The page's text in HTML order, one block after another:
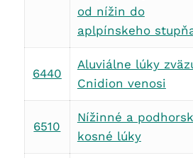
od nížin do
aplpínskeho
6440
Aluviálne lúky
Cnidion venosi
6510
Nížinné a
kosné lúky